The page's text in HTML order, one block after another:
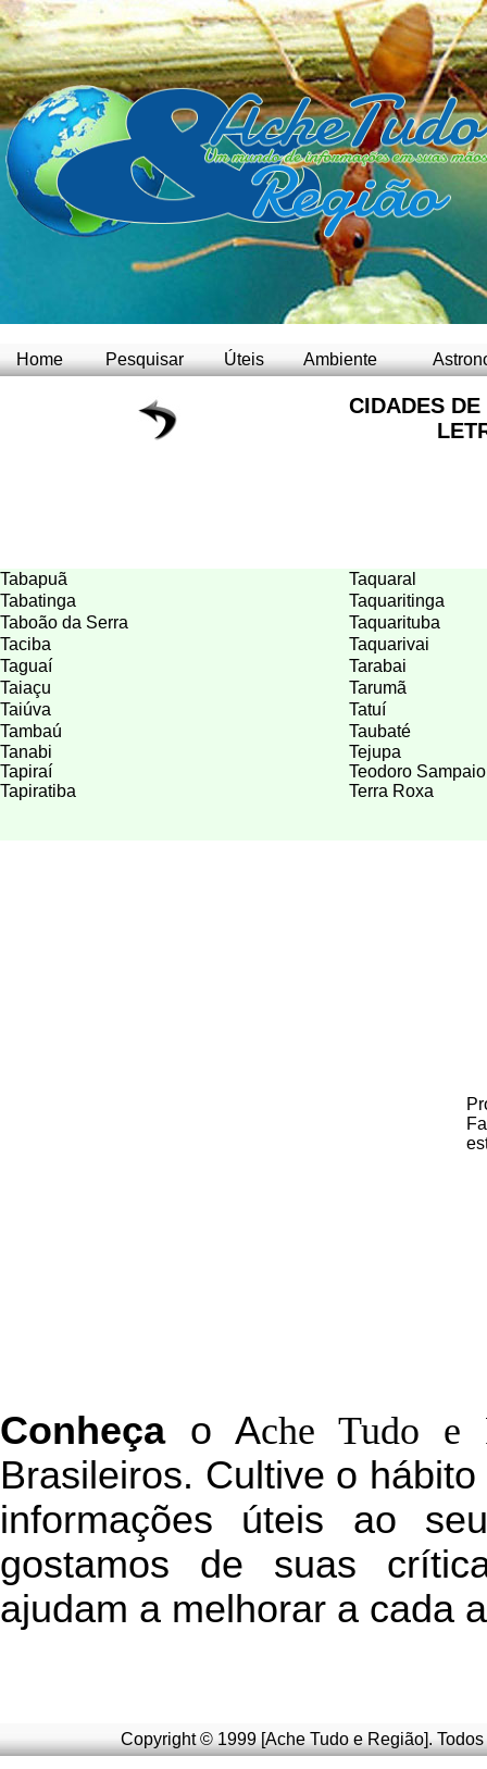
Home Pesquisar Úteis Ambiente
CIDADES
Tabapuã
Taquaral
Tabatinga
Taquaritinga
Taboão da Serra
Taquarituba
Taciba
Taquarivai
Taguaí
Tarabai
Taiaçu
Tarumã
Taiúva
Tatuí
Tambaú
Taubaté
Tanabi
Tejupa
Tapiraí
Teodoro Sampaio
Tapiratiba
Terra Roxa
Conheçao Ache Tudo e
Brasileiros. Cultive o
informações úteis ao
gostamos de suas
ajudam a melhorar a cada
Copyright © 1999 [Ache Tudo e Região].